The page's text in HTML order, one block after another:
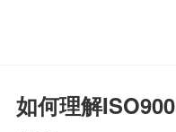
如何理解